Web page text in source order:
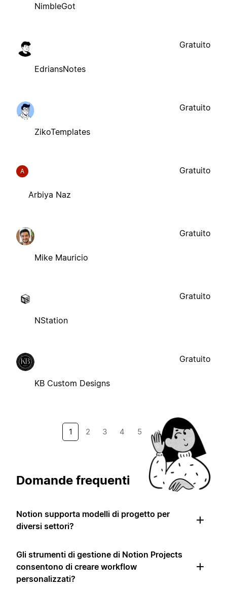
NimbleGot
EdriansNotes
Gratuito
ZikoTemplates
Gratuito
A
Arbiya Naz
Gratuito
Mike Mauricio
Gratuito
NStation
Gratuito
KB Custom Designs
Gratuito
1 2 3 4 5 →
Domande frequenti
Notion supporta modelli di progetto per
diversi settori?
Gli strumenti di gestione di Notion Projects
consentono di creare workflow
personalizzati?